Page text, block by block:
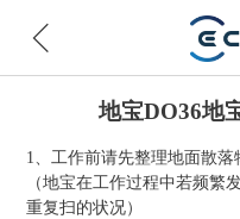
地宝DO36地
1、工作前请先整理地面散落
（地宝在工作过程中若频繁
重复扫的状况）